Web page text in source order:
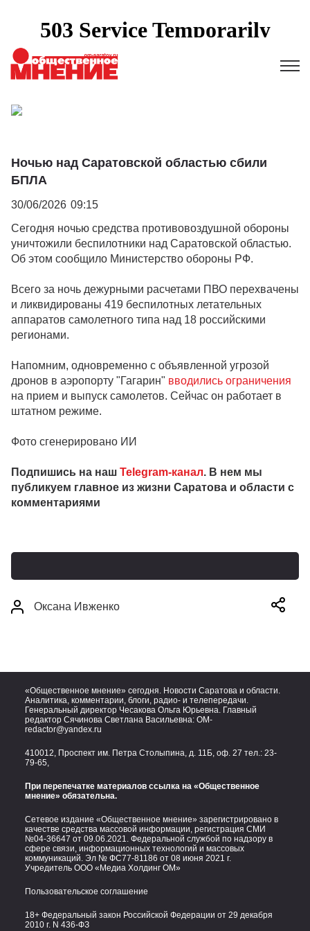
Ночью над Саратовской областью сбили
БПЛА
30/06/2026 09:15
Сегодня ночью средства противовоздушной обороны
уничтожили беспилотники над Саратовской областью.
Об этом сообщило Министерство обороны РФ.
Всего за ночь дежурными расчетами ПВО перехвачены
и ликвидированы 419 беспилотных летательных
аппаратов самолетного типа над 18 российскими
регионами.
Напомним, одновременно с объявленной угрозой
дронов в аэропорту "Гагарин" вводились ограничения
на прием и выпуск самолетов. Сейчас он работает в
штатном режиме.
Фото сгенерировано ИИ
Подпишись на наш Telegram-канал. В нем мы
публикуем главное из жизни Саратова и области с
комментариями
Оксана Ивженко
«Общественное мнение» сегодня. Новости Саратова и области.
Аналитика, комментарии, блоги, радио- и телепередачи.
Генеральный директор Чесакова Ольга Юрьевна. Главный
редактор Сячинова Светлана Васильевна: OM-
redactor@yandex.ru
410012, Проспект им. Петра Столыпина, д. 11Б, оф. 27 тел.: 23-
79-65,
При перепечатке материалов ссылка на «Общественное
мнение» обязательна.
Сетевое издание «Общественное мнение» зарегистрировано в
качестве средства массовой информации, регистрация СМИ
№04-36647 от 09.06.2021. Федеральной службой по надзору в
сфере связи, информационных технологий и массовых
коммуникаций. Эл № ФС77-81186 от 08 июня 2021 г.
Учредитель ООО «Медиа Холдинг ОМ»
Пользовательское соглашение
18+ Федеральный закон Российской Федерации от 29 декабря
2010 г. N 436-ФЗ